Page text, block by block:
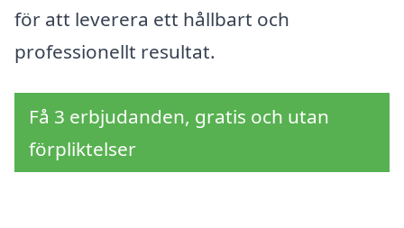
för att leverera ett hållbart och
professionellt resultat.
Få 3 erbjudanden, gratis och utan
förpliktelser